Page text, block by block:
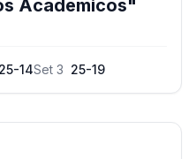
Academicos"
25-14Set 3 25-19